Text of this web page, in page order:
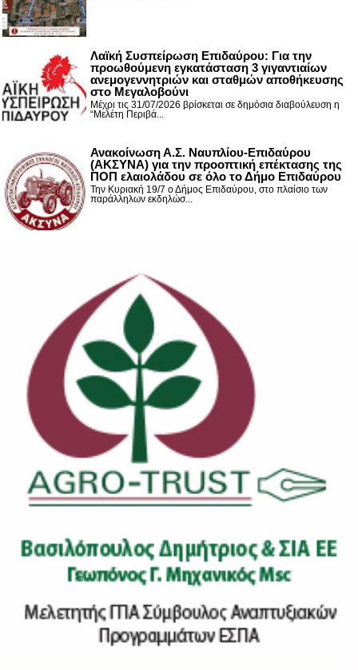
Λαϊκή Συσπείρωση Επιδαύρου: Για την
προωθούμενη εγκατάσταση 3 γιγαντιαίων
ανεμογεννητριών και σταθμών αποθήκευσης
στο Μεγαλοβούνι
Μέχρι τις 31/07/2026 βρίσκεται σε δημόσια διαβούλευση η
“Μελέτη Περιβά...
Ανακοίνωση Α.Σ. Ναυπλίου-Επιδαύρου
(ΑΚΣΥΝΑ) για την προοπτική επέκτασης της
ΠΟΠ ελαιολάδου σε όλο το Δήμο Επιδαύρου
Την Κυριακή 19/7 ο Δήμος Επιδαύρου, στο πλαίσιο των
παράλληλων εκδηλώσ...